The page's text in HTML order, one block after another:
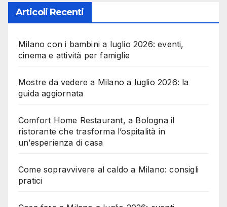
Articoli Recenti
Milano con i bambini a luglio 2026: eventi,
cinema e attività per famiglie
Mostre da vedere a Milano a luglio 2026: la
guida aggiornata
Comfort Home Restaurant, a Bologna il
ristorante che trasforma l’ospitalità in
un’esperienza di casa
Come sopravvivere al caldo a Milano: consigli
pratici